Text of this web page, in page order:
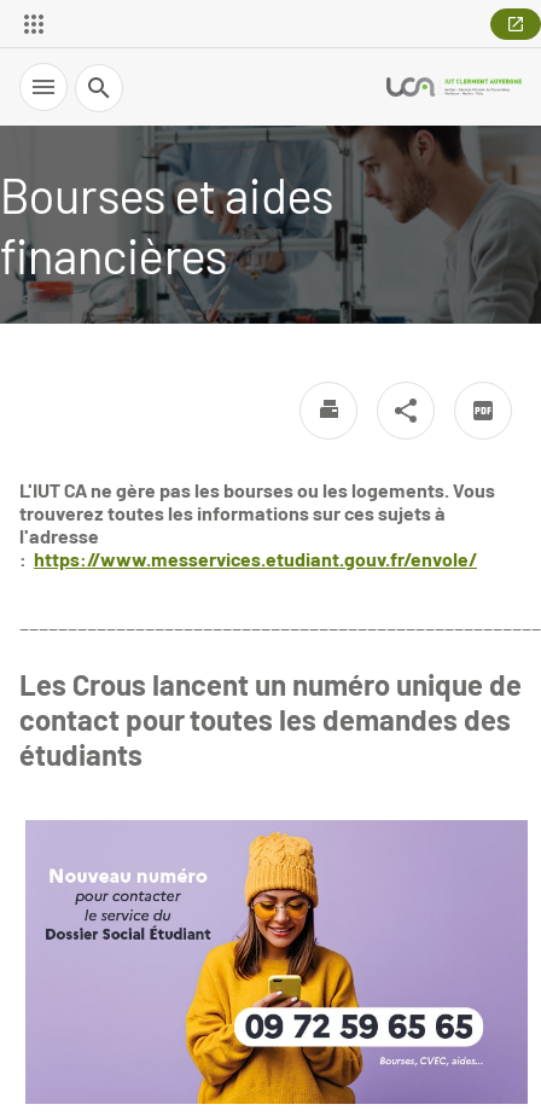
Recherche
Bourses et aides
financières
L'IUT CA ne gère pas les bourses ou les logements. Vous
trouverez toutes les informations sur ces sujets à
l'adresse
: https://www.messervices.etudiant.gouv.fr/envole/
Les Crous lancent un numéro unique de
contact pour toutes les demandes des
étudiants